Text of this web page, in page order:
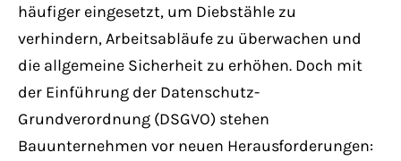
häufiger eingesetzt, um Diebstähle zu
verhindern, Arbeitsabläufe zu überwachen und
die allgemeine Sicherheit zu erhöhen. Doch mit
der Einführung der Datenschutz-
Grundverordnung (DSGVO) stehen
Bauunternehmen vor neuen Herausforderungen: